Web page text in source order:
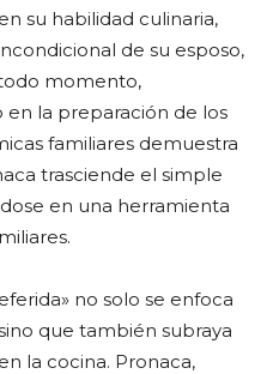
su habilidad culinaria,
de su esposo,
momento,
la preparación de los
familiares demuestra
trasciende el simple
en una herramienta
no solo se enfoca
que también subraya
la cocina. Pronaca,